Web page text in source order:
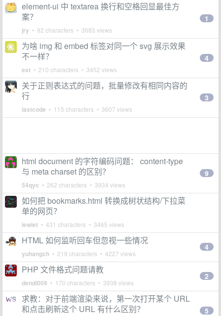
element-ui 中 textarea 换行和空格回显最佳方
案？
jry • 92 characters • 3683 views
1
为啥 img 和 embed 标签对同一个 svg 展示效果
不一样？
est • 210 characters • 3452 views
4
关于正则表达式的问题，批量修改有相同内容的
行
lastcode • 115 characters • 3607 views
3
html document 的字符编码问题： content-type
与 meta charset 的区别？
54qyc • 262 characters • 3934 views
9
如何把 bookmarks.html 转换成树状结构/下拉菜
单的网页？
lewiet • 431 characters • 3465 views
HTML 如何监听回车但忽视一些情况
yuhangch • 219 characters • 4227 views
4
PHP 文件格式问题请教
dendi009 • 170 characters • 3938 views
2
求教：对于前端渲染来说，第一次打开某个 URL
和点击刷新这个 URL 有什么区别？
5